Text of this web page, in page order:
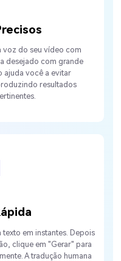
voz do seu vídeo com
desejado com grande
ajuda você a evitar
resultados
em instantes. Depois
clique em "Gerar" para
A tradução humana